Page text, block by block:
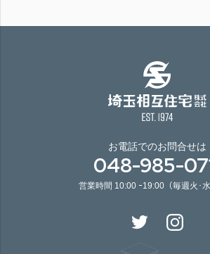
お電話でのお問合せは
048-985-
営業時間 10:00 ｰ19:00（毎週火･水